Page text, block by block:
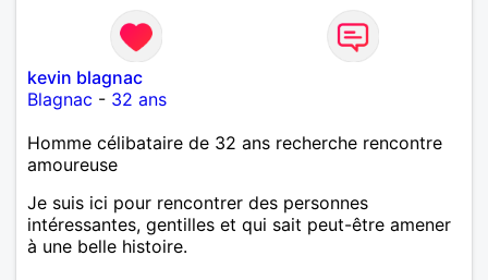
kevin blagnac
Blagnac - 32 ans
Homme célibataire de 32 ans recherche rencontre
amoureuse
Je suis ici pour rencontrer des personnes
intéressantes, gentilles et qui sait peut-être amener
à une belle histoire.